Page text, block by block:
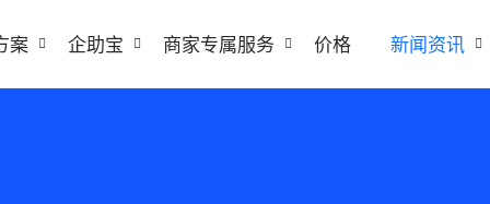
案 企助宝 商家专属服务 价格 新闻资讯